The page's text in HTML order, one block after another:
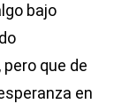
bajo
que de
en